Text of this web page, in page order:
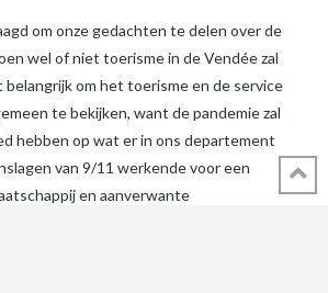
om onze gedachten te delen over de
wel of niet toerisme in de Vendée zal
belangrijk om het toerisme en de service
te bekijken, want de pandemie zal
hebben op wat er in ons departement
van 9/11 werkende voor een
en aanverwante